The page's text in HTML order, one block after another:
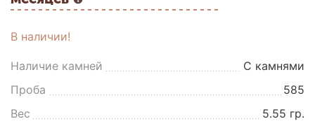
В наличии!
Наличие камней
С камнями
Проба
585
Вес
5.55 гр.